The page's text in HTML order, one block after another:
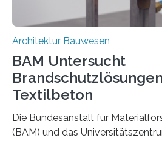
Architektur Bauwesen
BAM Untersucht
Textilbeton
Die Bundesanstalt für
(BAM) und das